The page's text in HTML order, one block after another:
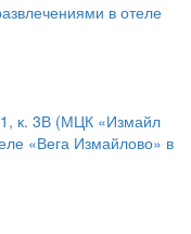
в отеле
«Вега Измайлово» в